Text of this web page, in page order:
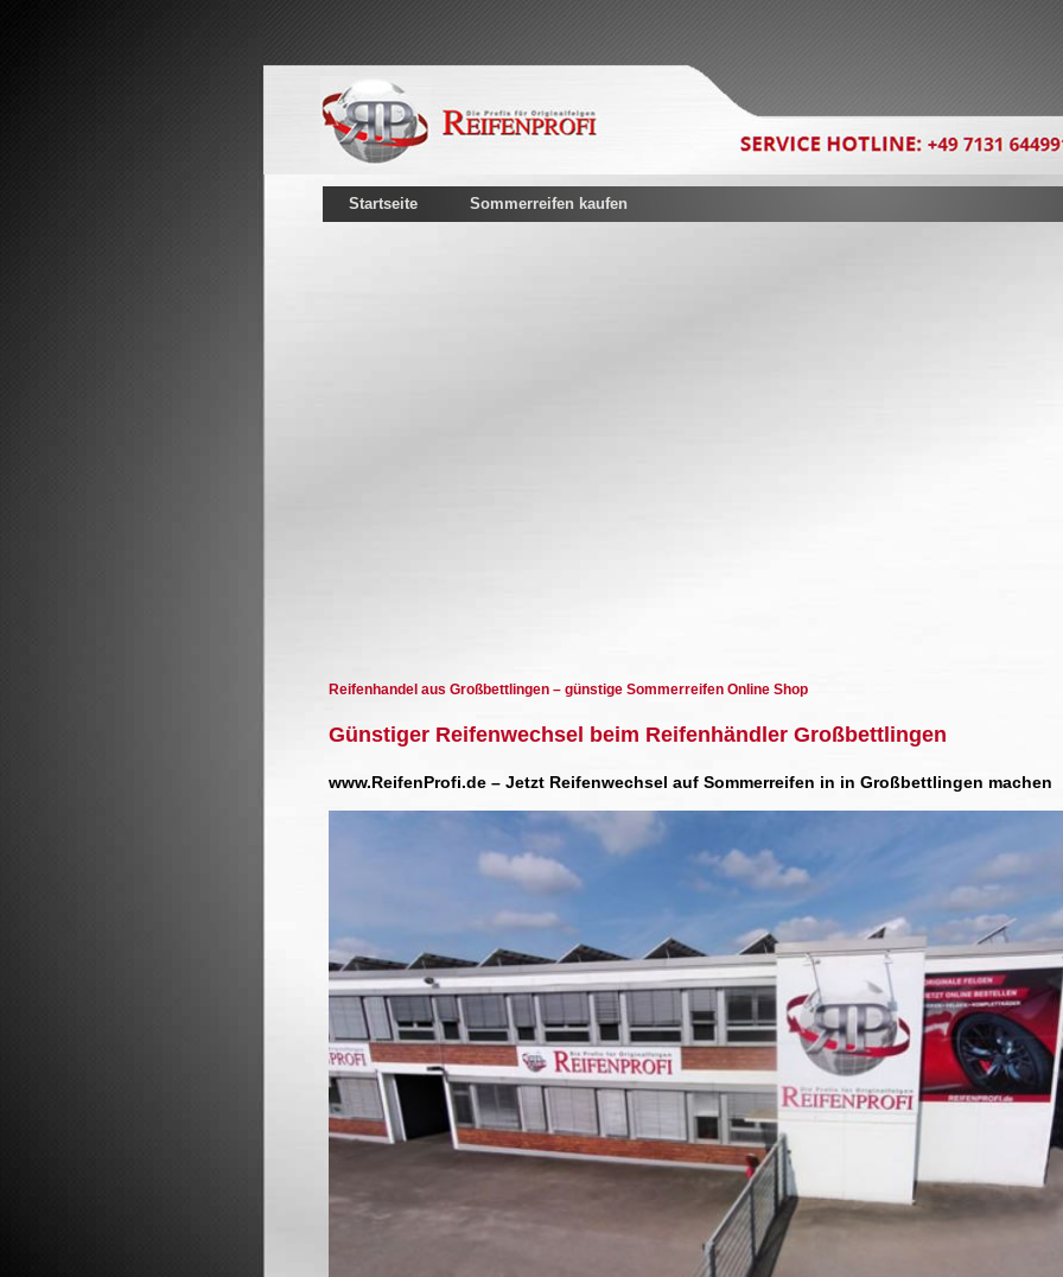
Startseite Sommerreifen kaufen
Reifenhandel aus Großbettlingen – günstige Sommerreifen Online Shop
Günstiger Reifenwechsel beim Reifenhändler Großbettlingen
www.ReifenProfi.de – Jetzt Reifenwechsel auf Sommerreifen in in Großbettlingen machen